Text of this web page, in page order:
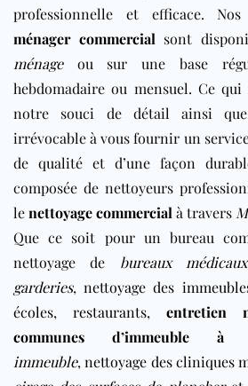
professionnelle et efficace.
ménager commercial sont
ménage ou sur une base
hebdomadaire ou mensuel. Ce
notre souci de détail ainsi que
irrévocable à vous fournir un service
de qualité et d’une façon
composée de nettoyeurs
lenettoyage commercial à travers
Que ce soit pour un bureau
nettoyage de bureaux médicaux
garderies,nettoyage des
écoles, restaurants, entretien
communes d’immeuble à
immeuble,nettoyage des cliniques